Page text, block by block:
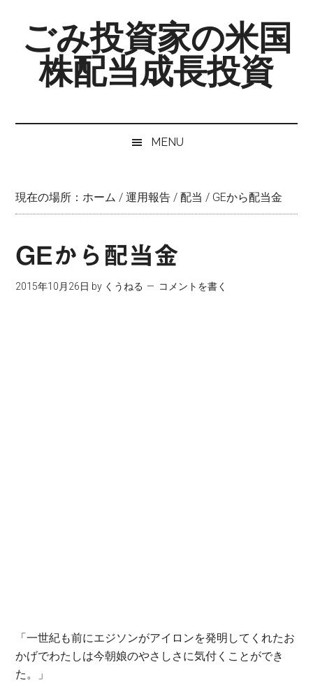
secondary
primaryごみ投資家の米国
株配当成長投資
MENU
現在の場所：ホーム / 運用報告 / 配当 / GEから配当金
GEから配当金
2015年10月26日 by くうねる コメントを書く
「一世紀も前にエジソンがアイロンを発明してくれたお
かげでわたしは今朝娘のやさしさに気付くことができ
た。」